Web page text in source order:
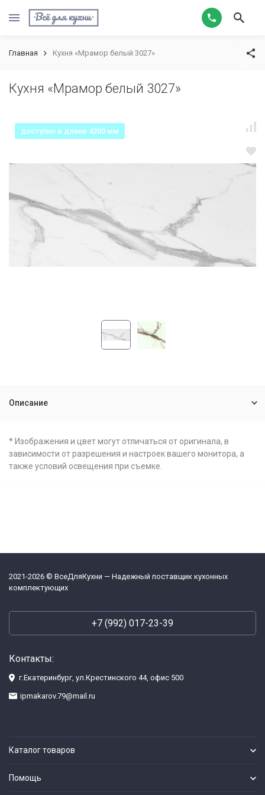
Главная Кухня «Мрамор белый 3027»
Кухня «Мрамор белый 3027»
доступно в длине 4200 мм
Описание
* Изображения и цвет могут отличаться от оригинала, в
зависимости от разрешения и настроек вашего монитора, а
также условий освещения при съемке.
2021-2026 © ВсеДляКухни — Надежный поставщик кухонных
комплектующих
+7 (992) 017-23-39
Контакты:
г.Екатеринбург, ул.Крестинского 44, офис 500
ipmakarov.79@mail.ru
Каталог товаров
Помощь